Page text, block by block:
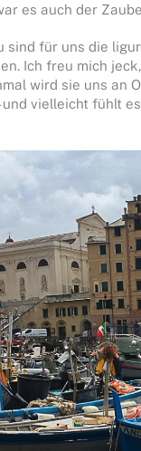
es auch der
sind für uns die
Ich freu mich
wird sie uns an
vielleicht fühlt